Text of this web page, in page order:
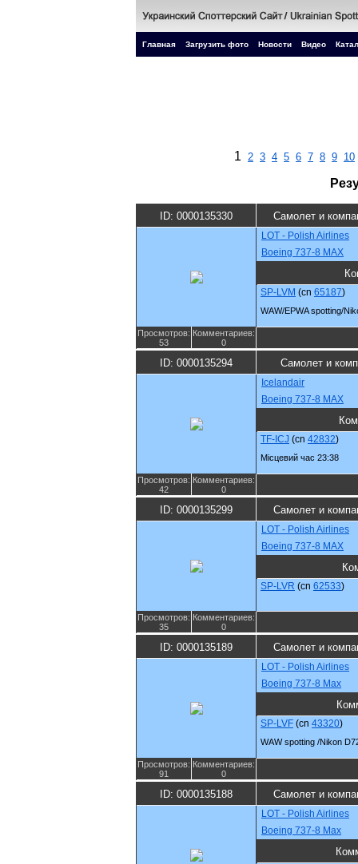
Главная Загрузить фото Новости Видео
1 2 3 4 5 6 7 8 9 10
ID: 0000135330 Самолет и
LOT - Polish Airlines
Boeing 737-8 MAX
SP-LVM (cn 65187)
WAW/EPWA spotting/
Просмотров:
53
Комментариев:
0
ID: 0000135294 Самолет и
Icelandair
Boeing 737-8 MAX
TF-ICJ (cn 42832)
Місцевий час 23:38
Просмотров:
42
Комментариев:
0
ID: 0000135299 Самолет и
LOT - Polish Airlines
Boeing 737-8 MAX
SP-LVR (cn 62533)
Просмотров:
35
Комментариев:
0
ID: 0000135189 Самолет и
LOT - Polish Airlines
Boeing 737-8 Max
SP-LVF (cn 43320)
WAW spotting /Nikon
Просмотров:
91
Комментариев:
0
ID: 0000135188 Самолет и
LOT - Polish Airlines
Boeing 737-8 Max